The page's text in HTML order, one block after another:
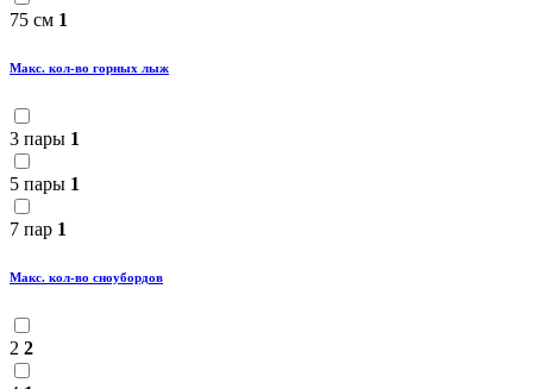
75 см 1
Макс. кол-во горных лыж
3 пары 1
5 пары 1
7 пар 1
Макс. кол-во сноубордов
2 2